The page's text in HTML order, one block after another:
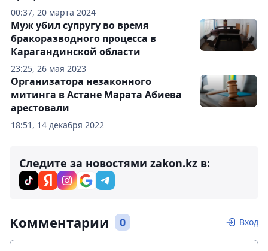
00:37, 20 марта 2024
23:25, 26 мая 2023
Муж убил супругу во время
бракоразводного процесса в
Карагандинской области
18:51, 14 декабря 2022
Организатора незаконного
митинга в Астане Марата Абиева
арестовали
Следите за новостями zakon.kz в:
Комментарии 0 Вход